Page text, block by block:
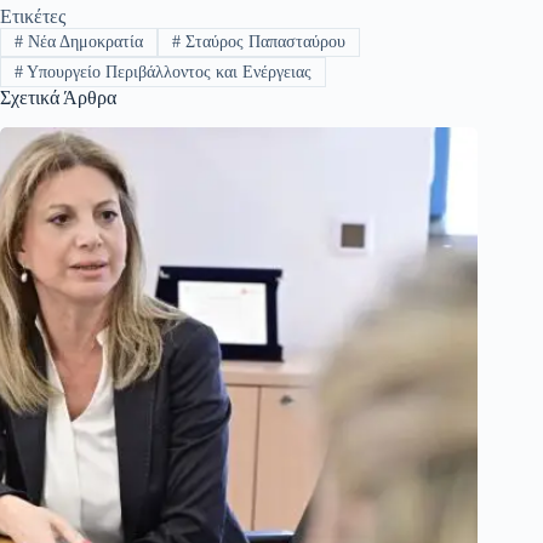
Ετικέτες
#Νέα Δημοκρατία #Σταύρος Παπασταύρου
#Υπουργείο Περιβάλλοντος και Ενέργειας
Σχετικά Άρθρα